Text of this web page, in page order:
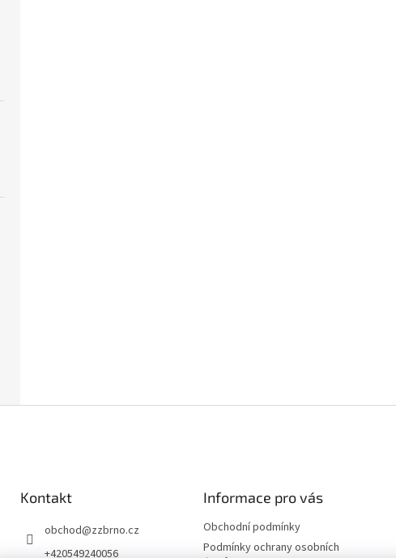
Kontakt
obchod@zzbrno.cz
+420549240056
Informace pro vás
Obchodní podmínky
Podmínky ochrany osobních